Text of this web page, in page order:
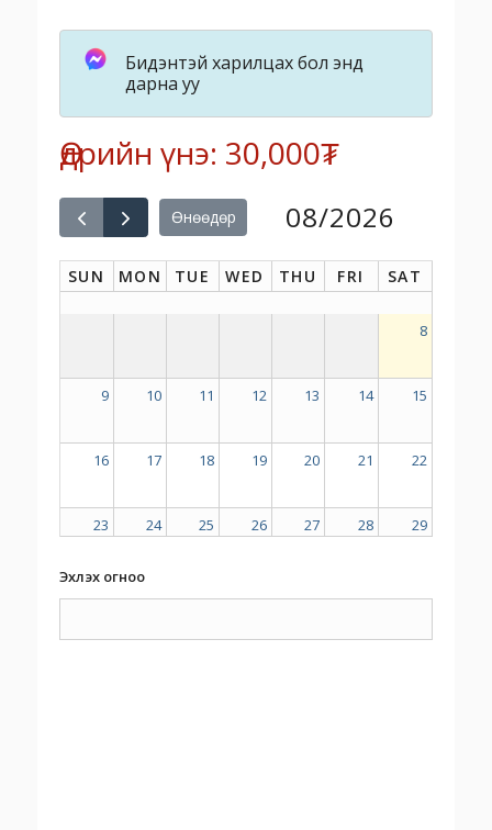
Бидэнтэй харилцах бол энд
дарна уу
Өдрийн үнэ: 30,000₮
Өнөөдөр 08/2026
SUN MON TUE WED THU FRI SAT
8
9 10 11 12 13 14 15
16 17 18 19 20 21 22
23 24 25 26 27 28 29
Эхлэх огноо